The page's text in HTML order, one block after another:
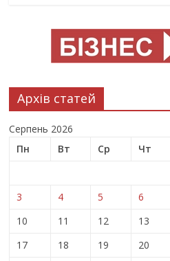
Архів статей
Серпень 2026
Пн
Вт Ср Чт
3
4 5 6
10
11 12 13
17
18 19 20